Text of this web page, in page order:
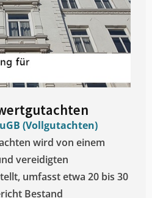
(Vollgutachten)
wird von einem
vereidigten
umfasst etwa 20 bis 30
Bestand